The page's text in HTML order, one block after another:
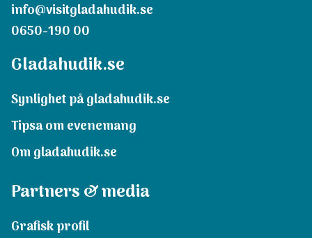
info@visitgladahudik.se
0650-190 00
Gladahudik.se
Synlighet på gladahudik.se
Tipsa om evenemang
Om gladahudik.se
Partners & media
Grafisk profil